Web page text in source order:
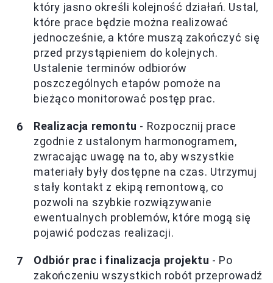
który jasno określi kolejność działań. Ustal,
które prace będzie można realizować
jednocześnie, a które muszą zakończyć się
przed przystąpieniem do kolejnych.
Ustalenie terminów odbiorów
poszczególnych etapów pomoże na
bieżąco monitorować postęp prac.
Realizacja remontu - Rozpocznij prace
zgodnie z ustalonym harmonogramem,
zwracając uwagę na to, aby wszystkie
materiały były dostępne na czas. Utrzymuj
stały kontakt z ekipą remontową, co
pozwoli na szybkie rozwiązywanie
ewentualnych problemów, które mogą się
pojawić podczas realizacji.
Odbiór prac i finalizacja projektu - Po
zakończeniu wszystkich robót przeprowadź